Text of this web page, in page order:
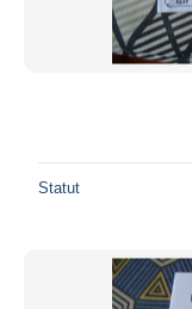
Statut